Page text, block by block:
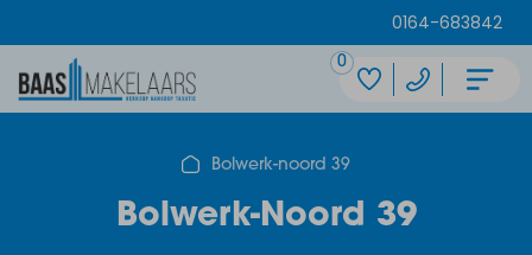
0164-683842
0
Bolwerk-noord 39
Bolwerk-Noord 39